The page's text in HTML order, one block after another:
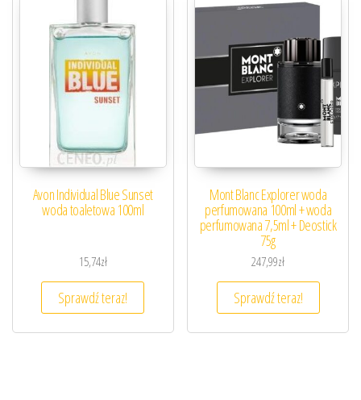
Avon Individual Blue Sunset
woda toaletowa 100ml
15,74zł
Sprawdź teraz!
Mont Blanc Explorer woda
perfumowana 100ml + woda
perfumowana 7,5ml + Deostick
75g
247,99zł
Sprawdź teraz!